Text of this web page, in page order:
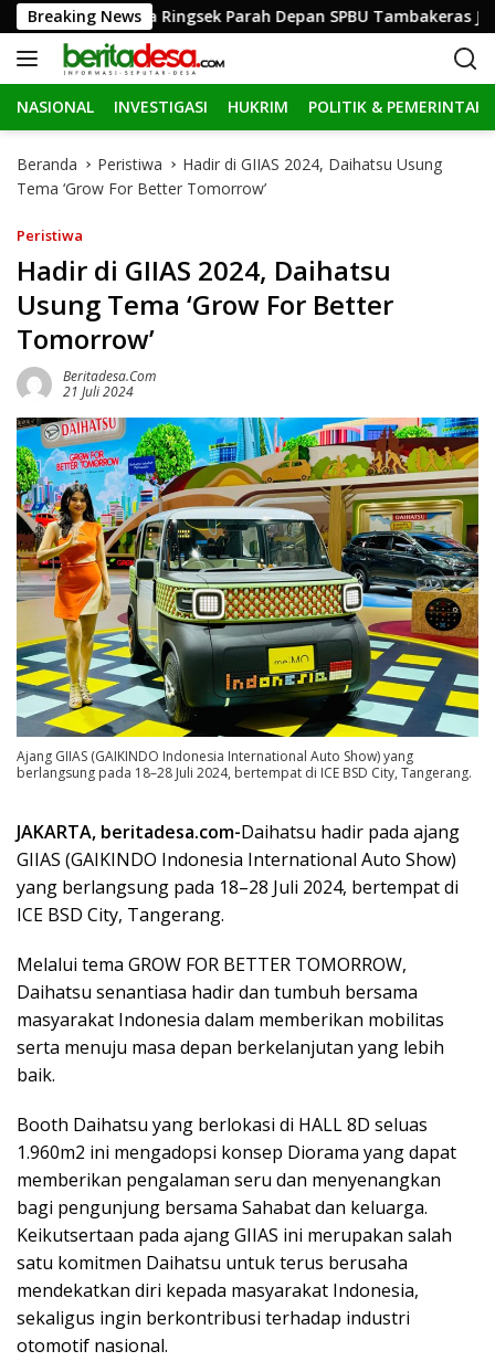
a
g
u
Breaking News
Hingga Ringsek Parah Depan SPBU Tambakeras Jombang
NASIONAL INVESTIGASI HUKRIM POLITIK & PEMERINTAH
Beranda Peristiwa
Hadir di GIIAS 2024, Daihatsu Usung
Tema ‘Grow For Better Tomorrow’
Peristiwa
Hadir di GIIAS 2024, Daihatsu
Usung Tema ‘Grow For Better
Tomorrow’
Beritadesa.com
21 Juli 2024
Ajang GIIAS (GAIKINDO Indonesia International Auto Show) yang
berlangsung pada 18–28 Juli 2024, bertempat di ICE BSD City, Tangerang.
JAKARTA, beritadesa.com-Daihatsu hadir pada ajang
GIIAS (GAIKINDO Indonesia International Auto Show)
yang berlangsung pada 18–28 Juli 2024, bertempat di
ICE BSD City, Tangerang.
Melalui tema GROW FOR BETTER TOMORROW,
Daihatsu senantiasa hadir dan tumbuh bersama
masyarakat Indonesia dalam memberikan mobilitas
serta menuju masa depan berkelanjutan yang lebih
baik.
Booth Daihatsu yang berlokasi di HALL 8D seluas
1.960m2 ini mengadopsi konsep Diorama yang dapat
memberikan pengalaman seru dan menyenangkan
bagi pengunjung bersama Sahabat dan keluarga.
Keikutsertaan pada ajang GIIAS ini merupakan salah
satu komitmen Daihatsu untuk terus berusaha
mendekatkan diri kepada masyarakat Indonesia,
sekaligus ingin berkontribusi terhadap industri
otomotif nasional.